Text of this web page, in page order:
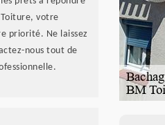
votre
priorité. Ne laissez
nous tout de